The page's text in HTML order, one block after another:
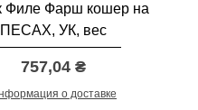
Филе Фарш кошер на
ПЕСАХ, УК, вес
Цена
757,04 ₴
о доставке